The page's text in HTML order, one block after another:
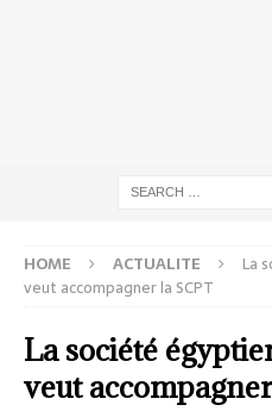
HOME ACTUALITE
La
veut accompagner la SCPT
La société
veut